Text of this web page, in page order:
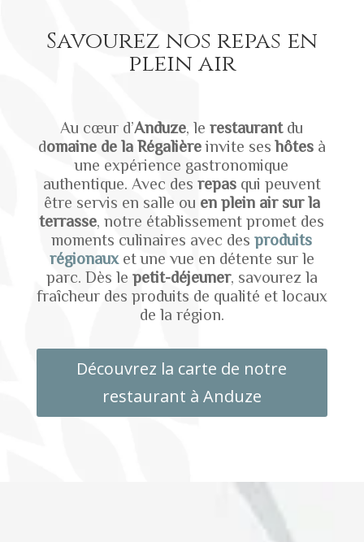
Savourez nos repas en
plein air
Au cœur d’Anduze, lerestaurantdu
domaine de la Régalièreinvite seshôtesà
une expérience gastronomique
authentique. Avec des repasqui peuvent
être servis en salle ou en plein air sur la
terrasse, notre établissement promet des
moments culinaires avec des produits
régionauxet une vue en détente sur le
parc. Dès le petit-déjeuner, savourez la
fraîcheur des produits de qualité et locaux
de la région.
Découvrez la carte de notre
restaurant à Anduze